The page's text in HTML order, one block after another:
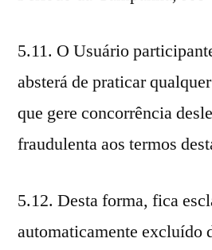
5.11. O Usuário
absterá de praticar
que gere concorrência
fraudulenta aos termos
5.12. Desta forma, fica
automaticamente excluído